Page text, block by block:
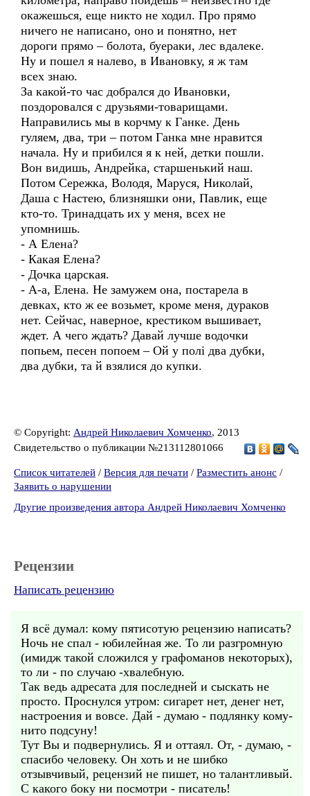
окажешься, еще никто не ходил. Про прямо
ничего не написано, оно и понятно, нет
дороги прямо – болота, буераки, лес вдалеке.
Ну и пошел я налево, в Ивановку, я ж там
всех знаю.
За какой-то час добрался до Ивановки,
поздоровался с друзьями-товарищами.
Направились мы в корчму к Ганке. День
гуляем, два, три – потом Ганка мне нравится
начала. Ну и прибился я к ней, детки пошли.
Вон видишь, Андрейка, старшенький наш.
Потом Сережка, Володя, Маруся, Николай,
Даша с Настею, близняшки они, Павлик, еще
кто-то. Тринадцать их у меня, всех не
упомнишь.
- А Елена?
- Какая Елена?
- Дочка царская.
- А-а, Елена. Не замужем она, постарела в
девках, кто ж ее возьмет, кроме меня, дураков
нет. Сейчас, наверное, крестиком вышивает,
ждет. А чего ждать? Давай лучше водочки
попьем, песен попоем – Ой у полі два дубки,
два дубки, та й взялися до купки.
© Copyright: Андрей Николаевич Хомченко, 2013
Свидетельство о публикации №213112801066
Список читателей / Версия для печати / Разместить анонс /
Заявить о нарушении
Другие произведения автора Андрей Николаевич Хомченко
Рецензии
Написать рецензию
Я всё думал: кому пятисотую рецензию написать?
Ночь не спал - юбилейная же. То ли разгромную
(имидж такой сложился у графоманов некоторых),
то ли - по случаю -хвалебную.
Так ведь адресата для последней и сыскать не
просто. Проснулся утром: сигарет нет, денег нет,
настроения и вовсе. Дай - думаю - подлянку кому-
нито подсуну!
Тут Вы и подвернулись. Я и оттаял. От, - думаю, -
спасибо человеку. Он хоть и не шибко
отзывчивый, рецензий не пишет, но талантливый.
С какого боку ни посмотри - писатель!